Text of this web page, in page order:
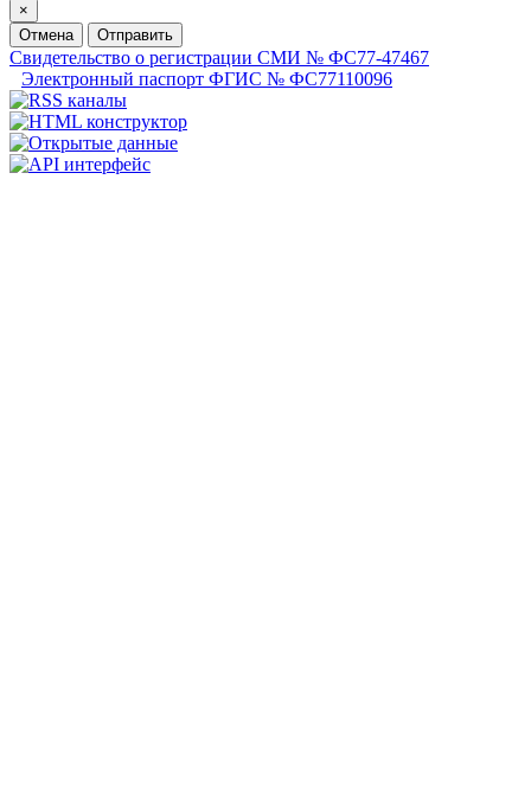
×
Отмена
Отправить
Свидетельство о регистрации СМИ № ФС77-47467
Электронный паспорт ФГИС № ФС77110096